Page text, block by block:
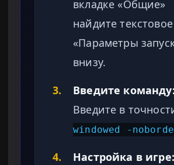
вкладке «Общие»
найдите
«Параметры
внизу.
3.
Введите команду:
Введите в
windowed -
4.
Настройка в игре: